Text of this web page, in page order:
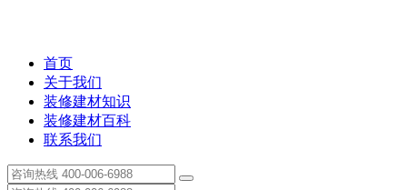
首页
关于我们
装修建材知识
装修建材百科
联系我们